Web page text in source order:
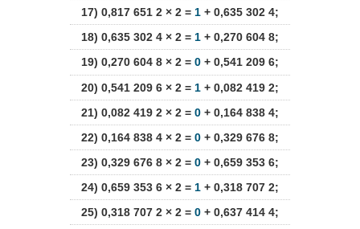
17) 0,817 651 2 × 2 = 1 + 0,635 302 4;
18) 0,635 302 4 × 2 = 1 + 0,270 604 8;
19) 0,270 604 8 × 2 = 0 + 0,541 209 6;
20) 0,541 209 6 × 2 = 1 + 0,082 419 2;
21) 0,082 419 2 × 2 = 0 + 0,164 838 4;
22) 0,164 838 4 × 2 = 0 + 0,329 676 8;
23) 0,329 676 8 × 2 = 0 + 0,659 353 6;
24) 0,659 353 6 × 2 = 1 + 0,318 707 2;
25) 0,318 707 2 × 2 = 0 + 0,637 414 4;